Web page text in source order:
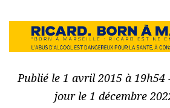
Publié le 1 avril 2015 à 19h54
jour le 1 décembre